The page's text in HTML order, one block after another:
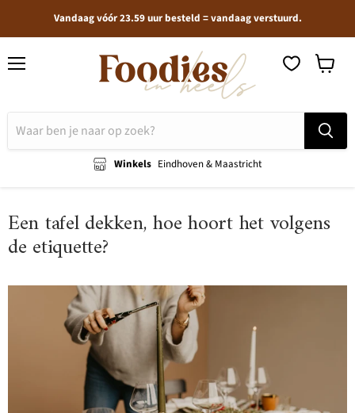
Vandaag vóór 23.59 uur besteld = vandaag verstuurd.
Winkels Eindhoven & Maastricht
Een tafel dekken, hoe hoort het volgens
de etiquette?